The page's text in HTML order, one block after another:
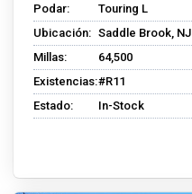
Podar:
Touring L
Ubicación: Saddle Brook, NJ
Millas:
64,500
Existencias:#R11
Estado:
In-Stock